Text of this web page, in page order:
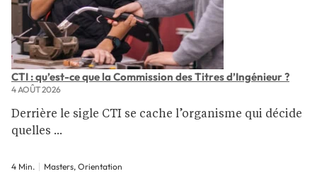
CTI : qu’est-ce que la Commission des Titres d’Ingénieur ?
4 AOÛT 2026
Derrière le sigle CTI se cache l’organisme qui décide
quelles ...
4 Min. Masters, Orientation